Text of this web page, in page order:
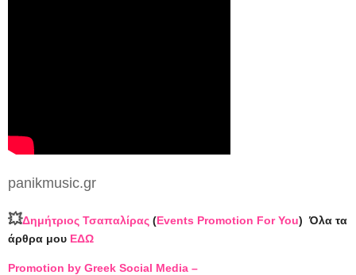
panikmusic.gr
💥Δημήτριος Τσαπαλίρας (Events Promotion For You) Όλα τα
άρθρα μου ΕΔΩ
Promotion by Greek Social Media –